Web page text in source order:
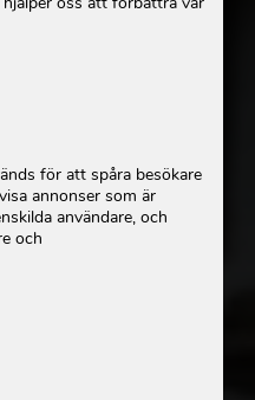
för att spåra besökare
annonser som är
användare, och
och